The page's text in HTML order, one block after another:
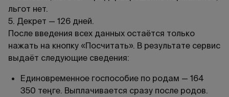
льгот нет.
5. Декрет — 126 дней.
После введения всех данных остаётся только
нажать на кнопку «Посчитать». В результате сервис
выдаёт следующие сведения:
Единовременное госпособие по родам — 164
350 теңге. Выплачивается сразу после родов.